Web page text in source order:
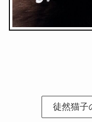
徒然猫子